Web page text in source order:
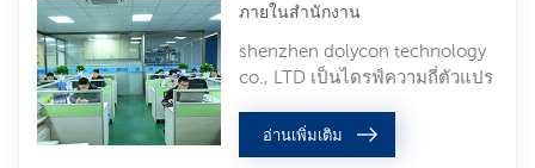
ภายในสำนักงาน
shenzhen dolycon technology
co., LTD เป็นไดรฟ์ความถี่ตัวแปร
ปั๊มพลังงานแสงอาทิตย์. ในการ
พัฒนา 6 ปีที่ผ่านมา, ด้วยการ
อ่านเพิ่มเติม